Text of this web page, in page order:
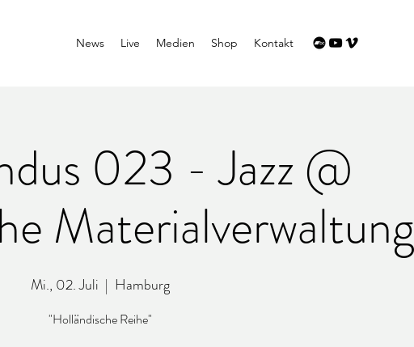
News Live Medien Shop Kontakt
023 - Jazz @
Materialverwaltung
Mi., 02. Juli
  |
Hamburg
"Holländische Reihe"